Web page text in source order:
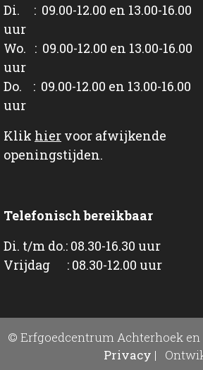
Di. : 09.00-12.00 en 13.00-16.00
uur
Wo. : 09.00-12.00 en 13.00-16.00
uur
Do. : 09.00-12.00 en 13.00-16.00
uur
Klik hier voor afwijkende
openingstijden.
Telefonisch bereikbaar
Di. t/m do.: 08.30-16.30 uur
Vrijdag : 08.30-12.00 uur
© Erfgoedcentrum Achterhoek en
Privacy |